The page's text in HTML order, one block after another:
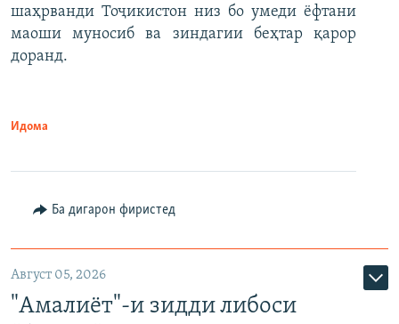
шаҳрванди Тоҷикистон низ бо умеди ёфтани
маоши муносиб ва зиндагии беҳтар қарор
доранд.
Идома
Ба дигарон фиристед
Август 05, 2026
"Амалиёт"-и зидди либоси